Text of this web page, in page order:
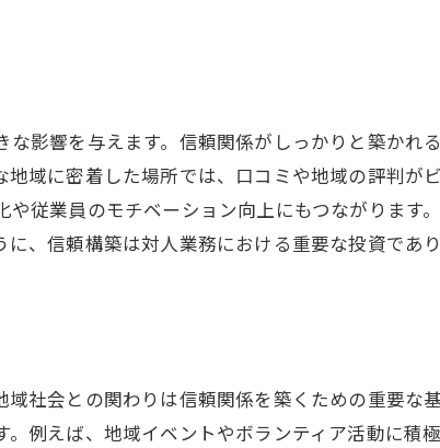
信頼を育むための目標設定と達成
フィードバックの受け取り方と与え方
協力体制を強化するための実践的手法
対人業務がもたらす職場の一体感
信頼が生む職場のストレス軽減効果
影響を与えます。信頼関係がしっかりと築かれ
域に密着した場所では、口コミや地域の評判が
従業員のモチベーション向上にもつながります
、信頼構築は対人業務における重要な投資であ
社会との関わりは信頼関係を築くための重要な
例えば、地域イベントやボランティア活動に積